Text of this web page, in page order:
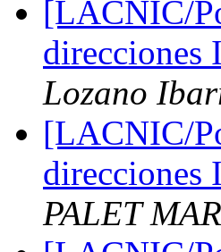
[LACNIC/
Lozano
[LACNIC/
PALET